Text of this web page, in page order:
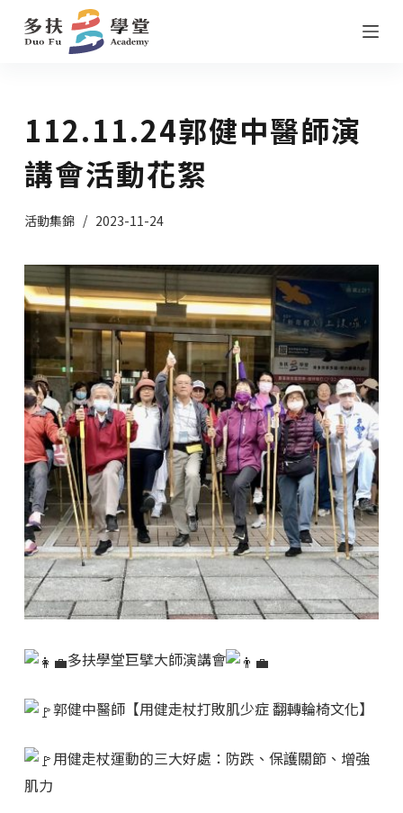
跳
至
內
容
112.11.24郭健中醫師演
講會活動花絮
活動集錦 2023-11-24
多扶學堂巨擘大師演講會
郭健中醫師【用健走杖打敗肌少症 翻轉輪椅文化】
用健走杖運動的三大好處：防跌、保護關節、增強
肌力